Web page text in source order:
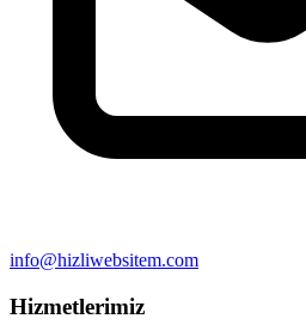
info@hizliwebsitem.com
Hizmetlerimiz